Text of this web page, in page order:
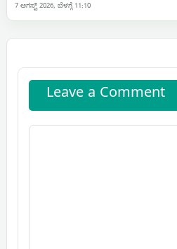
7 ಆಗಸ್ಟ್ 2026, ಬೆಳಗ್ಗೆ 11:10
Leave a Comment
Comment